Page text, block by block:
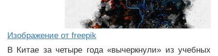
Изображение от freepik
В Китае за четыре года «вычеркнули» из учебных